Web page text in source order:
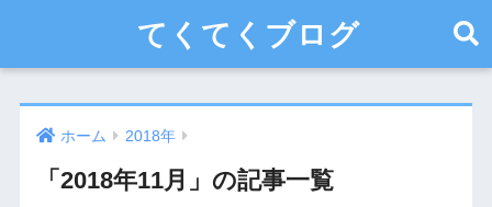
てくてくブログ
ホーム 2018年
「2018年11月」の記事一覧